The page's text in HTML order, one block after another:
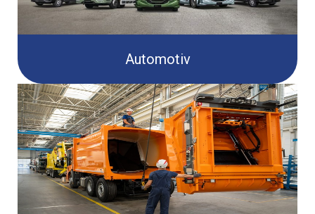
Automotiv